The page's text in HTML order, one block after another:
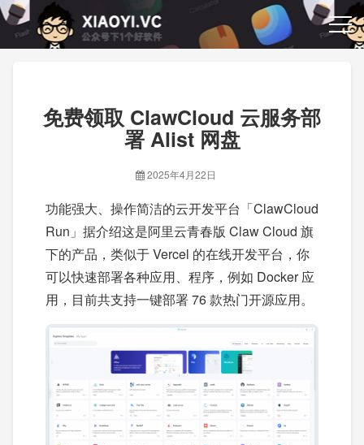
免费领取 ClawCloud 云服务部
署 Alist 网盘
2025年4月22日
功能强大、操作简洁的云开发平台「ClawCloud
Run」据介绍这是阿里云青春版 Claw Cloud 旗
下的产品，类似于 Vercel 的在线开发平台，你
可以快速部署各种应用、程序，例如 Docker 应
用，目前共支持一键部署 76 款热门开源应用。